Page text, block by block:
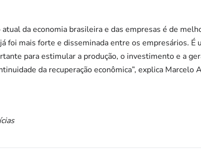
atual da economia brasileira e das empresas é de
foi mais forte e disseminada entre os empresários. É
para estimular a produção, o investimento e a
da recuperação econômica”, explica Marcelo